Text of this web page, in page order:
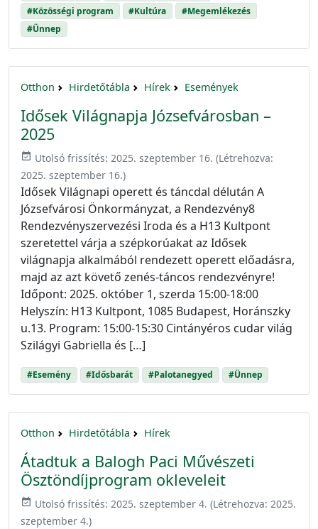
#Közösségi program
#Kultúra
#Megemlékezés
#Ünnep
Otthon Hirdetőtábla Hírek Események
Idősek Világnapja Józsefvárosban –
2025
event_available Utolsó frissítés: 2025. szeptember 16. (Létrehozva:
2025. szeptember 16.)
Idősek Világnapi operett és táncdal délután A
Józsefvárosi Önkormányzat, a Rendezvény8
Rendezvényszervezési Iroda és a H13 Kultpont
szeretettel várja a szépkorúakat az Idősek
világnapja alkalmából rendezett operett előadásra,
majd az azt követő zenés-táncos rendezvényre!
Időpont: 2025. október 1, szerda 15:00-18:00
Helyszín: H13 Kultpont, 1085 Budapest, Horánszky
u.13. Program: 15:00-15:30 Cintányéros cudar világ
Szilágyi Gabriella és […]
#Esemény #Idősbarát #Palotanegyed #Ünnep
Otthon Hirdetőtábla Hírek
Átadtuk a Balogh Paci Művészeti
Ösztöndíjprogram okleveleit
event_available Utolsó frissítés: 2025. szeptember 4. (Létrehozva: 2025.
szeptember 4.)